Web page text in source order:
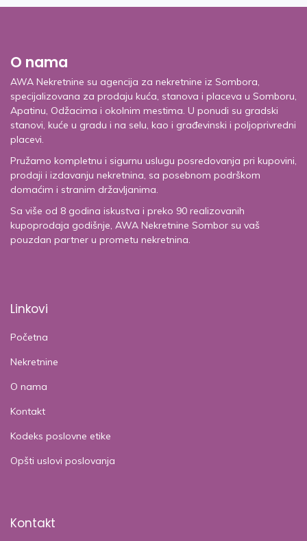
O nama
AWA Nekretnine su agencija za nekretnine iz Sombora,
specijalizovana za prodaju kuća, stanova i placeva u Somboru,
Apatinu, Odžacima i okolnim mestima. U ponudi su gradski
stanovi, kuće u gradu i na selu, kao i građevinski i poljoprivredni
placevi.
Pružamo kompletnu i sigurnu uslugu posredovanja pri kupovini,
prodaji i izdavanju nekretnina, sa posebnom podrškom
domaćim i stranim državljanima.
Sa više od 8 godina iskustva i preko 90 realizovanih
kupoprodaja godišnje, AWA Nekretnine Sombor su vaš
pouzdan partner u prometu nekretnina.
Linkovi
Početna
Nekretnine
O nama
Kontakt
Kodeks poslovne etike
Opšti uslovi poslovanja
Kontakt